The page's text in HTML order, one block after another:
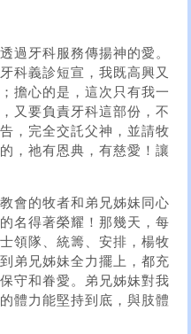
過牙科服務傳揚神的愛。
科義診短宣，我既高興又
擔心的是，這次只有我一
又要負責牙科這部份，不
，完全交託父神，並請牧
，祂有恩典，有慈愛！讓
會的牧者和弟兄姊妹同心
名得著榮耀！那幾天，每
領隊、統籌、安排，楊牧
弟兄姊妹全力擺上，都充
守和眷愛。弟兄姊妹對我
體力能堅持到底，與肢體